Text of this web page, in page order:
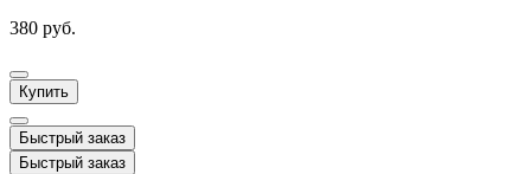
380 руб.
Купить
Быстрый заказ
Быстрый заказ